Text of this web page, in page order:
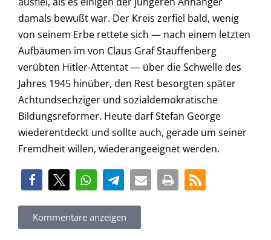
damals bewußt war. Der Kreis zerfiel bald, wenig
von seinem Erbe rettete sich — nach einem letzten
Aufbäumen im von Claus Graf Stauffenberg
verübten Hitler-Attentat — über die Schwelle des
Jahres 1945 hinüber, den Rest besorgten später
Achtundsechziger und sozialdemokratische
Bildungsreformer. Heute darf Stefan George
wiederentdeckt und sollte auch, gerade um seiner
Fremdheit willen, wiederangeeignet werden.
Kommentare anzeigen